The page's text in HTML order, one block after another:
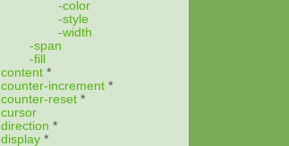
-color
-style
-width
-span
-fill
content *
counter-increment *
counter-reset *
cursor
direction *
display *